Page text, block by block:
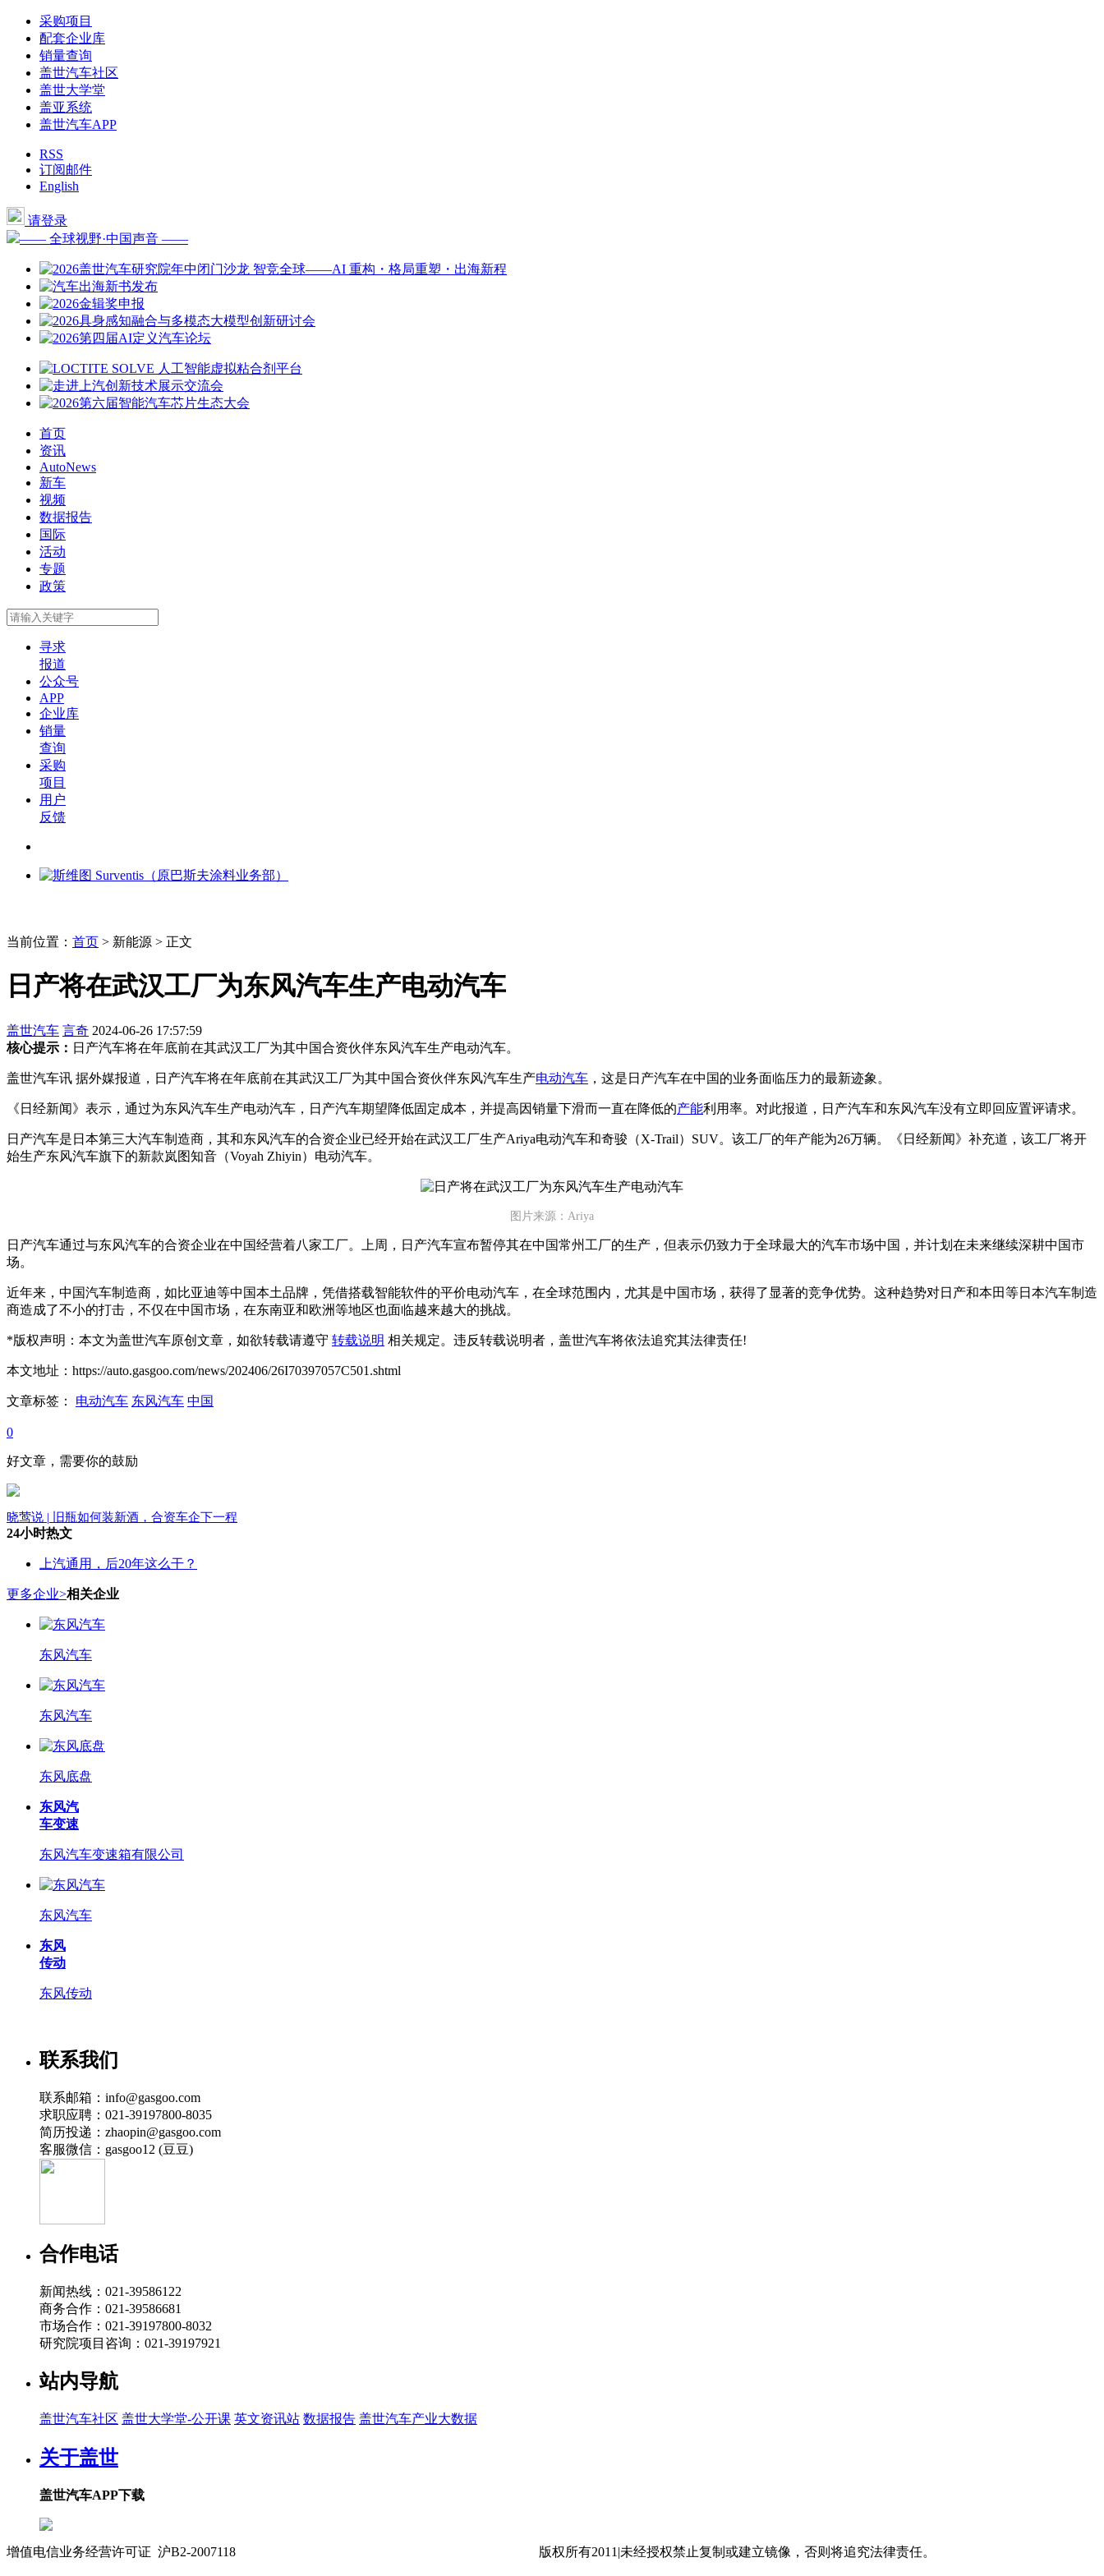
采购项目
配套企业库
销量查询
盖世汽车社区
盖世大学堂
盖亚系统
盖世汽车APP
RSS
订阅邮件
English
请登录
—— 全球视野·中国声音 ——
首页
资讯
AutoNews
新车
视频
数据报告
国际
活动
专题
政策
寻求
报道
公众号
APP
企业库
销量
查询
采购
项目
用户
反馈
当前位置： 首页 > 新能源 > 正文
日产将在武汉工厂为东风汽车生产电动汽车
盖世汽车 言奇 2024-06-26 17:57:59
核心提示： 日产汽车将在年底前在其武汉工厂为其中国合资伙伴东风汽车生产电动汽车。
盖世汽车讯 据外媒报道，日产汽车将在年底前在其武汉工厂为其中国合资伙伴东风汽车生产电动汽车 ，这是日产汽车在中国的业务面临压力的最新迹象。
《日经新闻》表示，通过为东风汽车生产电动汽车，日产汽车期望降低固定成本，并提高因销量下滑而一直在降低的产能利用率。对此报道，日产汽车和东风汽车没有立即回应置评请求。
日产汽车是日本第三大汽车制造商，其和东风汽车的合资企业已经开始在武汉工厂生产Ariya电动汽车和奇骏（X-Trail）SUV。该工厂的年产能为26万辆。《日经新闻》补充道，该工厂将开
始生产东风汽车旗下的新款岚图知音（Voyah Zhiyin）电动汽车。
图片来源：Ariya
日产汽车通过与东风汽车的合资企业在中国经营着八家工厂。上周，日产汽车宣布暂停其在中国常州工厂的生产，但表示仍致力于全球最大的汽车市场中国，并计划在未来继续深耕中国市
场。
近年来，中国汽车制造商，如比亚迪等中国本土品牌，凭借搭载智能软件的平价电动汽车，在全球范围内，尤其是中国市场，获得了显著的竞争优势。这种趋势对日产和本田等日本汽车制造
商造成了不小的打击，不仅在中国市场，在东南亚和欧洲等地区也面临越来越大的挑战。
*版权声明：本文为盖世汽车原创文章，如欲转载请遵守 转载说明 相关规定。违反转载说明者，盖世汽车将依法追究其法律责任!
本文地址：https://auto.gasgoo.com/news/202406/26I70397057C501.shtml
文章标签： 电动汽车 东风汽车 中国
0
好文章，需要你的鼓励
晓莺说 | 旧瓶如何装新酒，合资车企下一程
24小时热文
上汽通用，后20年这么干？
更多企业>相关企业
东风汽车
东风汽车
东风底盘
东风汽
车变速
东风汽车变速箱有限公司
东风汽车
东风
传动
东风传动
联系我们
联系邮箱：info@gasgoo.com
求职应聘：021-39197800-8035
简历投递：zhaopin@gasgoo.com
客服微信：gasgoo12 (豆豆)
合作电话
新闻热线：021-39586122
商务合作：021-39586681
市场合作：021-39197800-8032
研究院项目咨询：021-39197921
站内导航
盖世汽车社区 盖世大学堂-公开课 英文资讯站 数据报告 盖世汽车产业大数据
关于盖世
盖世汽车APP下载
增值电信业务经营许可证 沪B2-2007118 版权所有2011|未经授权禁止复制或建立镜像，否则将追究法律责任。